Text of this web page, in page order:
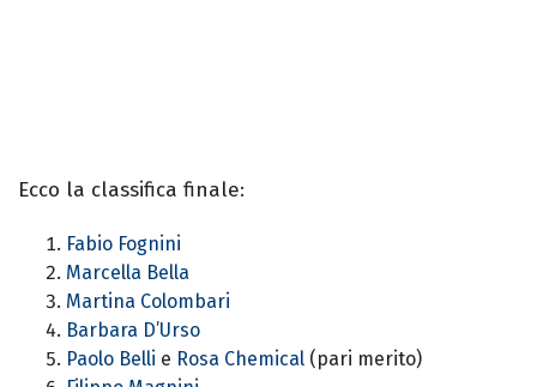
Ecco la classifica finale:
Fabio Fognini
Marcella Bella
Martina Colombari
Barbara D’Urso
Paolo Belli e Rosa Chemical (pari merito)